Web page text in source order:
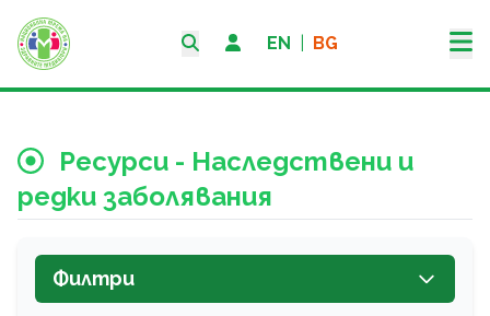
EN BG
Ресурси - Наследствени и
редки заболявания
Филтри